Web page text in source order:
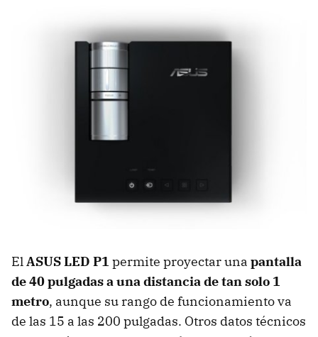
ElASUSLED P1 permite proyectar una pantalla
de 40 pulgadas a una distancia de tan solo 1
metro, aunque su rango de funcionamiento va
de las 15 a las 200 pulgadas. Otros datos técnicos